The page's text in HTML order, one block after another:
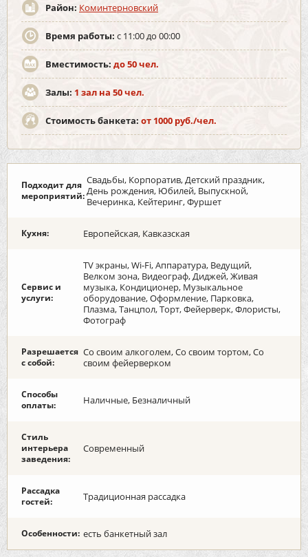
Район: Коминтерновский
Время работы: с 11:00 до 00:00
Вместимость: до 50 чел.
Залы: 1 зал на 50 чел.
Стоимость банкета: от 1000 руб./чел.
Подходит для
мероприятий:
Свадьбы, Корпоратив, Детский праздник,
День рождения, Юбилей, Выпускной,
Вечеринка, Кейтеринг, Фуршет
Кухня: Европейская, Кавказская
Сервис и
услуги:
TV экраны, Wi-Fi, Аппаратура, Ведущий,
Велком зона, Видеограф, Диджей, Живая
музыка, Кондиционер, Музыкальное
оборудование, Оформление, Парковка,
Плазма, Танцпол, Торт, Фейерверк, Флористы,
Фотограф
Разрешается
с собой:
Со своим алкоголем, Со своим тортом, Со
своим фейерверком
Способы
оплаты:
Наличные, Безналичный
Стиль
интерьера
заведения:
Современный
Рассадка
гостей:
Традиционная рассадка
Особенности: есть банкетный зал